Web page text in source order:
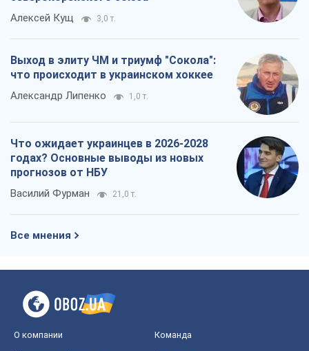
Алексей Кущ 3,0 т.
Выход в элиту ЧМ и триумф "Сокола":
что происходит в украинском хоккее
Александр Липенко 1,0 т.
Что ожидает украинцев в 2026-2028
годах? Основные выводы из новых
прогнозов от НБУ
Василий Фурман 21,0 т.
Все мнения
О компании Команда